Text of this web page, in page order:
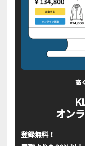
高
オン
登録無料！